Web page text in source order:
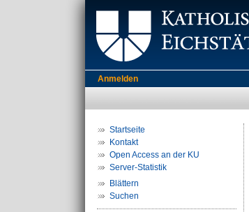
Anmelden
Startseite
Kontakt
Open Access an der KU
Server-Statistik
Blättern
Suchen